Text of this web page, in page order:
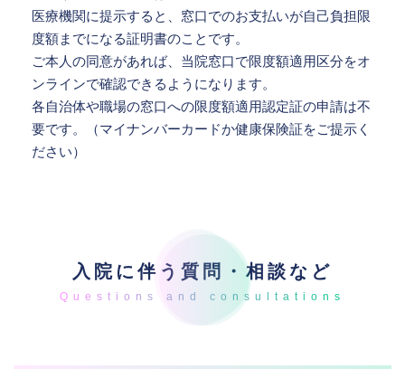
医療機関に提示すると、窓口でのお支払いが自己負担限
度額までになる証明書のことです。
ご本人の同意があれば、当院窓口で限度額適用区分をオ
ンラインで確認できるようになります。
各自治体や職場の窓口への限度額適用認定証の申請は不
要です。（マイナンバーカードか健康保険証をご提示く
ださい）
入院に伴う質問・相談など